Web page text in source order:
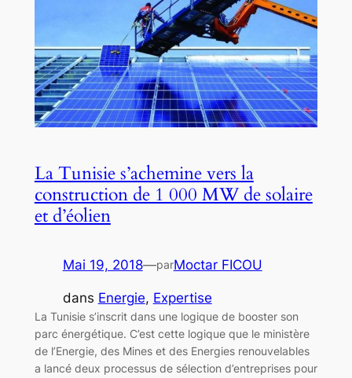
La Tunisie s’achemine vers la
construction de 1 000 MW de solaire
et d’éolien
Mai 19, 2018—parMoctar FICOU
dans Energie, Expertise
La Tunisie s’inscrit dans une logique de booster son
parc énergétique. C’est cette logique que le ministère
de l’Energie, des Mines et des Energies renouvelables
a lancé deux processus de sélection d’entreprises pour